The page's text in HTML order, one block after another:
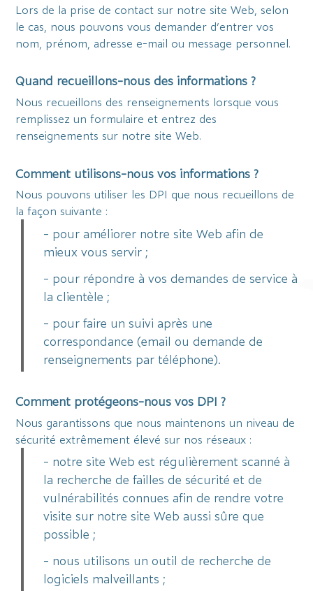
Lors de la prise de contact sur notre site Web, selon
le cas, nous pouvons vous demander d’entrer vos
nom, prénom, adresse e-mail ou message personnel.
Quand recueillons-nous des informations ?
Nous recueillons des renseignements lorsque vous
remplissez un formulaire et entrez des
renseignements sur notre site Web.
Comment utilisons-nous vos informations ?
Nous pouvons utiliser les DPI que nous recueillons de
la façon suivante :
- pour améliorer notre site Web afin de
mieux vous servir ;
- pour répondre à vos demandes de service à
la clientèle ;
- pour faire un suivi après une
correspondance (email ou demande de
renseignements par téléphone).
Comment protégeons-nous vos DPI ?
Nous garantissons que nous maintenons un niveau de
sécurité extrêmement élevé sur nos réseaux :
- notre site Web est régulièrement scanné à
la recherche de failles de sécurité et de
vulnérabilités connues afin de rendre votre
visite sur notre site Web aussi sûre que
possible ;
- nous utilisons un outil de recherche de
logiciels malveillants ;